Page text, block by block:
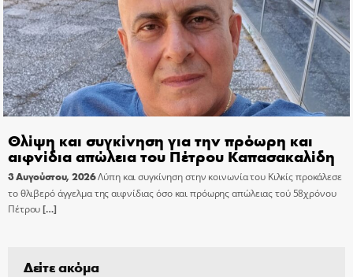
Θλίψη και συγκίνηση για την πρόωρη και
αιφνίδια απώλεια του Πέτρου Καπασακαλίδη
3 Αυγούστου, 2026Λύπη και συγκίνηση στην κοινωνία του Κιλκίς προκάλεσε
το θλιβερό άγγελμα της αιφνίδιας όσο και πρόωρης απώλειας τού 58χρόνου
Πέτρου[…]
Δείτε ακόμα